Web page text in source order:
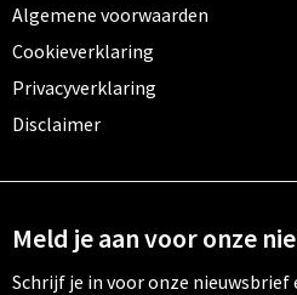
Algemene voorwaarden
Cookieverklaring
Privacyverklaring
Disclaimer
Meld je aan voor onze
Schrijf je in voor onze nieuwsbrief